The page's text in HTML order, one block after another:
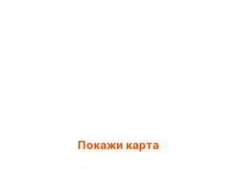
Покажи карта